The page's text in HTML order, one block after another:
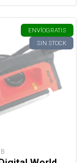
ENVÍOGRATIS
SIN STOCK